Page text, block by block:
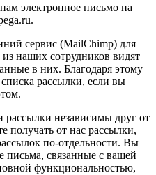
электронное письмо на
сервис (MailChimp) для
наших сотрудников видят
в них. Благодаря этому
рассылки, если вы
рассылки независимы друг от
получать от нас рассылки,
по-отдельности. Вы
письма, связанные с вашей
функциональностью,